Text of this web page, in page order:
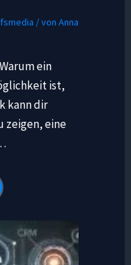
/ von Anna
ein
ist,
kann dir
zeigen, eine